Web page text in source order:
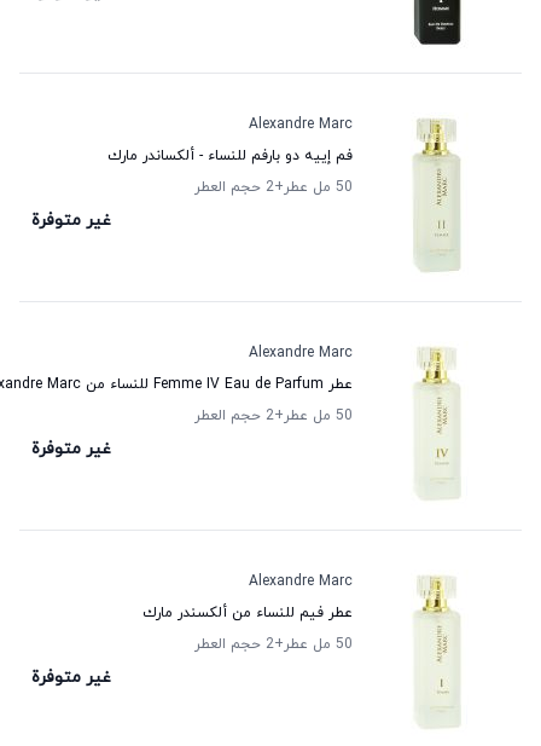
Alexandre Marc
فم إييه دو بارفم للنساء - ألكساندر مارك
50 مل عطر
+2 حجم العطر
غير متوفرة
Alexandre Marc
عطر Femme IV Eau de Parfum للنساء من Alexandre Marc
50 مل عطر
+2 حجم العطر
غير متوفرة
Alexandre Marc
عطر فيم للنساء من ألكسندر مارك
50 مل عطر
+2 حجم العطر
غير متوفرة